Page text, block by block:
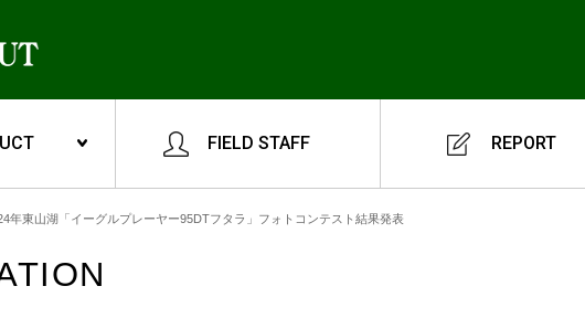
FIELD STAFF REPORT
年東山湖「イーグルプレーヤー95DTフタラ」フォトコンテスト結果発表